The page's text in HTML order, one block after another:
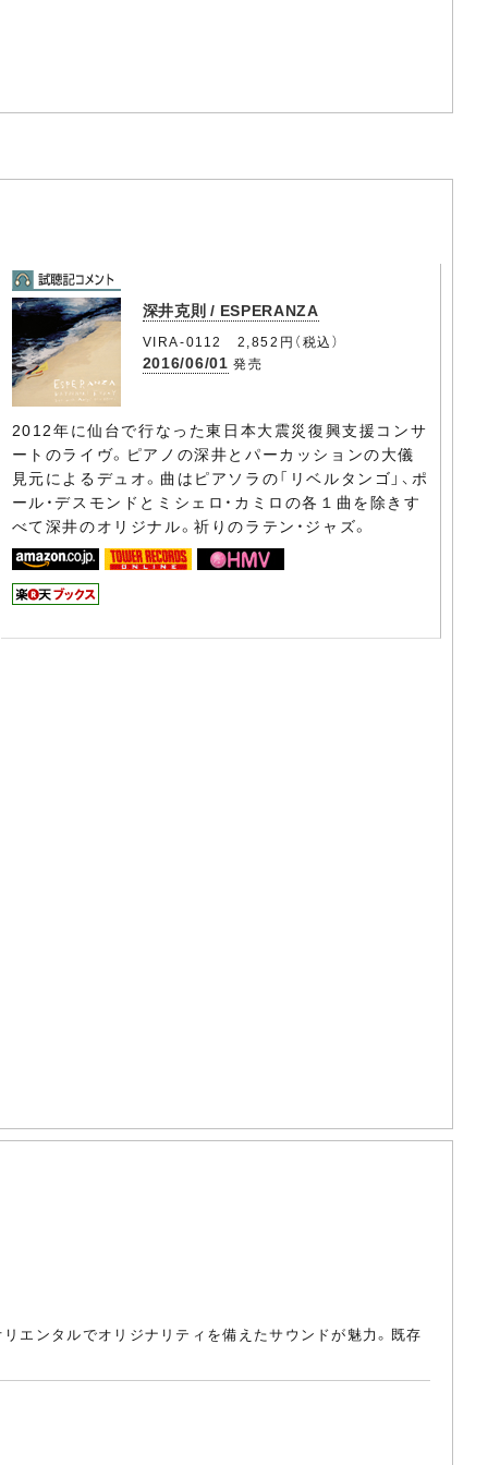
深井克則 / ESPERANZA
VIRA-0112 2,852円（税込）
2016/06/01 発売
2012年に仙台で行なった東日本大震災復興支援コンサ
ートのライヴ。ピアノの深井とパーカッションの大儀
見元によるデュオ。曲はピアソラの「リベルタンゴ」、ポ
ール・デスモンドとミシェロ・カミロの各１曲を除きす
べて深井のオリジナル。祈りのラテン・ジャズ。
エンタルでオリジナリティを備えたサウンドが魅力。既存